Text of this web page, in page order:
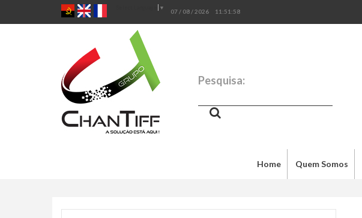
▼
07 / 08 / 2026 11:51:59
Pesquisa:
Home Quem Somos